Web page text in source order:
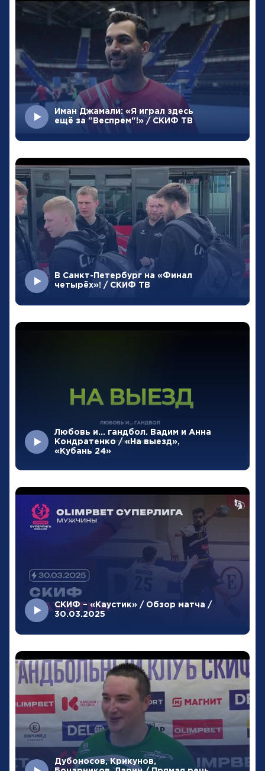
Иман Джамали: «Я играл здесь
ещё за "Веспрем"!» / СКИФ ТВ
В Санкт-Петербург на «Финал
четырёх»! / СКИФ ТВ
Любовь и... гандбол. Вадим и Анна
Кондратенко / «На выезд»,
«Кубань 24»
СКИФ – «Каустик» / Обзор матча /
30.03.2025
Дубоносов, Крикунов,